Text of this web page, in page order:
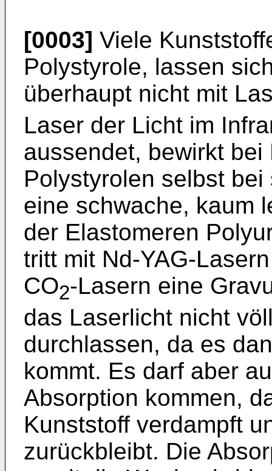
[0003] Viele
Polystyrole, lassen
überhaupt nicht mit
Laser der Licht im
aussendet, bewirkt
Polystyrolen selbst
eine schwache, kaum
der Elastomeren
tritt mit Nd-YAG-
CO2-Lasern eine
das Laserlicht nicht
durchlassen, da es
kommt. Es darf aber
Absorption kommen,
Kunststoff verdampft
zurückbleibt. Die